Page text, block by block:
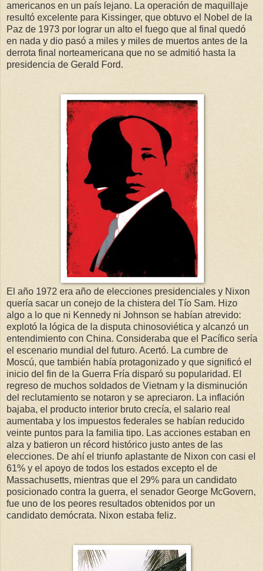
americanos en un país lejano. La operación de maquillaje
resultó excelente para Kissinger, que obtuvo el Nobel de la
Paz de 1973 por lograr un alto el fuego que al final quedó
en nada y dio pasó a miles y miles de muertos antes de la
derrota final norteamericana que no se admitió hasta la
presidencia de Gerald Ford.
El año 1972 era año de elecciones presidenciales y Nixon
quería sacar un conejo de la chistera del Tío Sam. Hizo
algo a lo que ni Kennedy ni Johnson se habían atrevido:
explotó la lógica de la disputa chinosoviética y alcanzó un
entendimiento con China. Consideraba que el Pacífico sería
el escenario mundial del futuro. Acertó. La cumbre de
Moscú, que también había protagonizado y que significó el
inicio del fin de la Guerra Fría disparó su popularidad. El
regreso de muchos soldados de Vietnam y la disminución
del reclutamiento se notaron y se apreciaron. La inflación
bajaba, el producto interior bruto crecía, el salario real
aumentaba y los impuestos federales se habían reducido
veinte puntos para la familia tipo. Las acciones estaban en
alza y batieron un récord histórico justo antes de las
elecciones. De ahí el triunfo aplastante de Nixon con casi el
61% y el apoyo de todos los estados excepto el de
Massachusetts, mientras que el 29% para un candidato
posicionado contra la guerra, el senador George McGovern,
fue uno de los peores resultados obtenidos por un
candidato demócrata. Nixon estaba feliz.